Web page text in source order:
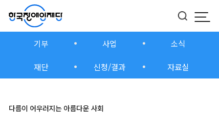
모
버튼
기부 사업
소식
재단
신청/결과 자료실
다름이 어우러지는 아름다운 사회